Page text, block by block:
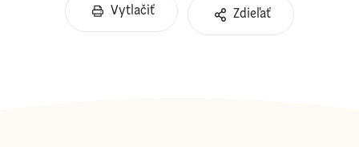
Vytlačiť Zdieľať